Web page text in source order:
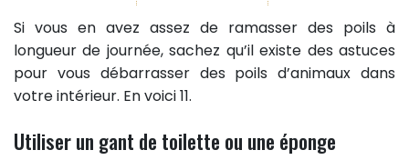
Si vous en avez assez de ramasser des poils à
longueur de journée, sachez qu’il existe des astuces
pour vous débarrasser des poils d’animaux dans
votre intérieur. En voici 11.
Utiliser un gant de toilette ou une éponge